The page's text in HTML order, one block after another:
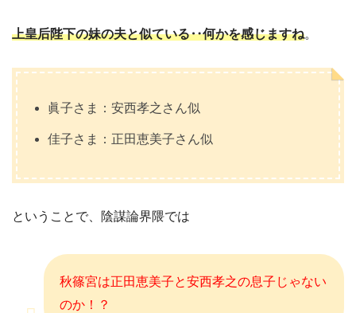
上皇后陛下の妹の夫と似ている‥何かを感じますね。
眞子さま：安西孝之さん似
佳子さま：正田恵美子さん似
ということで、陰謀論界隈では
秋篠宮は正田恵美子と安西孝之の息子じゃない
のか！？